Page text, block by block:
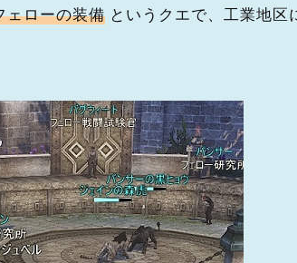
ェローの装備 というクエで、工業地区